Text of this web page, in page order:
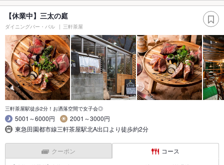
【休業中】三太の庭
ダイニングバー・バル 三軒茶屋
三軒茶屋駅徒歩2分！お洒落空間で女子会◎
5001～6000円
2001～3000円
東急田園都市線三軒茶屋駅北A出口より徒歩約2分
クーポン コース